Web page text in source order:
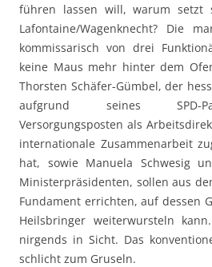
führen lassen will, warum
Lafontaine/Wagenknecht? Die
kommissarisch von drei
keine Maus mehr hinter dem
Thorsten Schäfer-Gümbel, der
aufgrund seines SPD-
Versorgungsposten als
internationale Zusammenarbeit
hat, sowie Manuela Schwesig
Ministerpräsidenten, sollen aus
Fundament errichten, auf dessen
Heilsbringer weiterwursteln
nirgends in Sicht. Das
schlicht zum Gruseln.